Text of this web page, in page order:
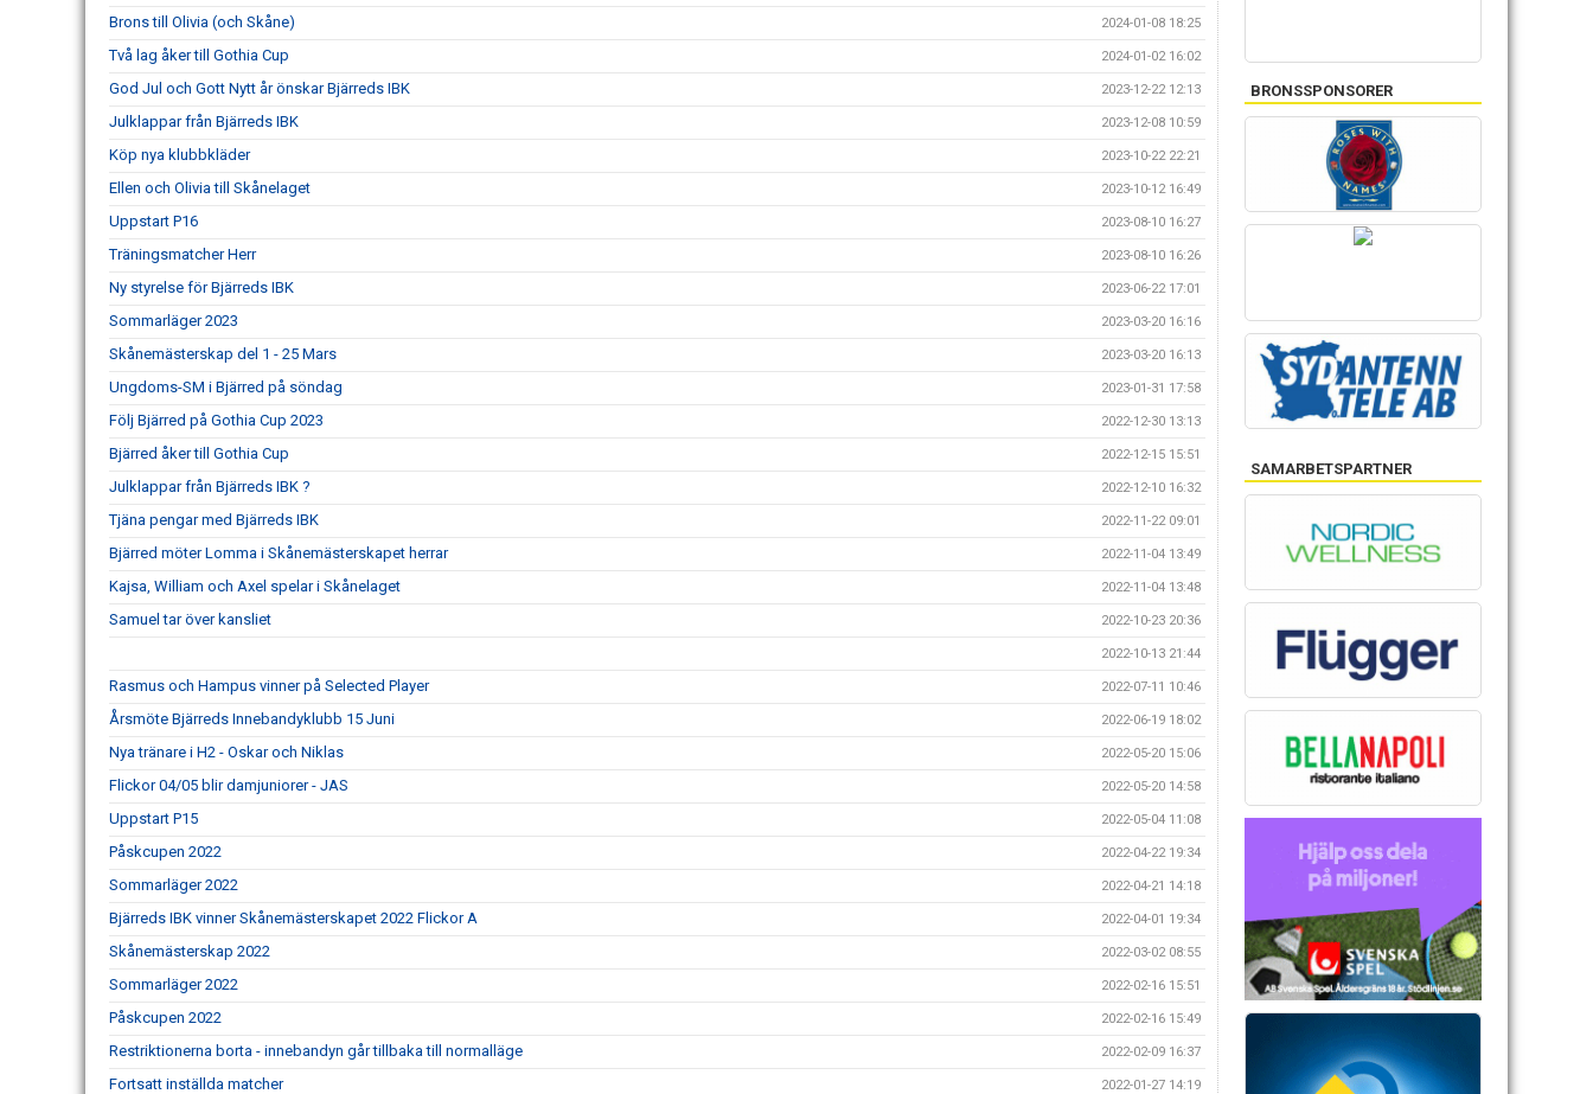
Brons till Olivia (och Skåne) 2024-01-08 18:25
Två lag åker till Gothia Cup 2024-01-02 16:02
God Jul och Gott Nytt år önskar Bjärreds IBK 2023-12-22 12:13
Julklappar från Bjärreds IBK 2023-12-08 10:59
Köp nya klubbkläder 2023-10-22 22:21
Ellen och Olivia till Skånelaget 2023-10-12 16:49
Uppstart P16 2023-08-10 16:27
Träningsmatcher Herr 2023-08-10 16:26
Ny styrelse för Bjärreds IBK 2023-06-22 17:01
Sommarläger 2023 2023-03-20 16:16
Skånemästerskap del 1 - 25 Mars 2023-03-20 16:13
Ungdoms-SM i Bjärred på söndag 2023-01-31 17:58
Följ Bjärred på Gothia Cup 2023 2022-12-30 13:13
Bjärred åker till Gothia Cup 2022-12-15 15:51
Julklappar från Bjärreds IBK ? 2022-12-10 16:32
Tjäna pengar med Bjärreds IBK 2022-11-22 09:01
Bjärred möter Lomma i Skånemästerskapet herrar 2022-11-04 13:49
Kajsa, William och Axel spelar i Skånelaget 2022-11-04 13:48
Samuel tar över kansliet 2022-10-23 20:36
2022-10-13 21:44
Rasmus och Hampus vinner på Selected Player 2022-07-11 10:46
Årsmöte Bjärreds Innebandyklubb 15 Juni 2022-06-19 18:02
Nya tränare i H2 - Oskar och Niklas 2022-05-20 15:06
Flickor 04/05 blir damjuniorer - JAS 2022-05-20 14:58
Uppstart P15 2022-05-04 11:08
Påskcupen 2022 2022-04-22 19:34
Sommarläger 2022 2022-04-21 14:18
Bjärreds IBK vinner Skånemästerskapet 2022 Flickor A 2022-04-01 19:34
Skånemästerskap 2022 2022-03-02 08:55
Sommarläger 2022 2022-02-16 15:51
Påskcupen 2022 2022-02-16 15:49
Restriktionerna borta - innebandyn går tillbaka till normalläge 2022-02-09 16:37
Fortsatt inställda matcher 2022-01-27 14:19
BRONSSPONSORER
SAMARBETSPARTNER